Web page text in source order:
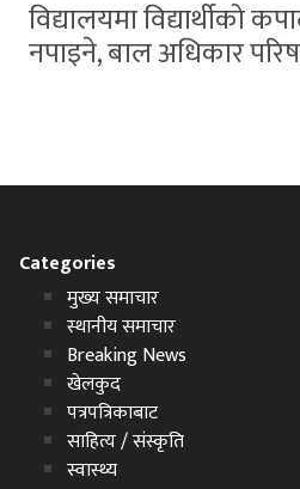
विद्यालयमा विद्यार्थीको
नपाइने, बाल अधिकार
Categories
मुख्य समाचार
स्थानीय समाचार
Breaking News
खेलकुद
पत्रपत्रिकाबाट
साहित्य / संस्कृति
स्वास्थ्य